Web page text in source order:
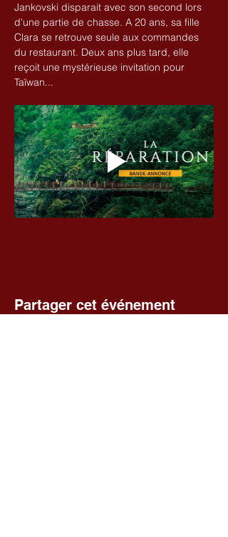
Jankovski disparait avec son second lors
d'une partie de chasse. A 20 ans, sa fille
Clara se retrouve seule aux commandes
du restaurant. Deux ans plus tard, elle
reçoit une mystérieuse invitation pour
Taïwan...
Partager cet événement